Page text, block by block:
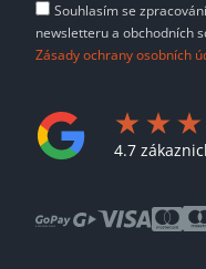
Souhlasím se
newsletteru a obchodních
Zásady ochrany osobních
4.7